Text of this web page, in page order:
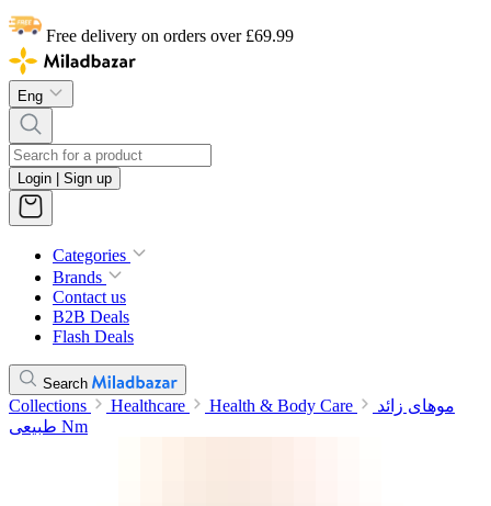
Free delivery on orders over £69.99
Eng
Login | Sign up
Categories
Brands
Contact us
B2B Deals
Flash Deals
Search
Collections Healthcare Health & Body Care
موهای زائد
طبیعی Nm